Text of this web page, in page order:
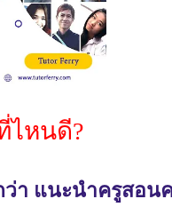
ไหนดี?
า แนะนำครูสอ